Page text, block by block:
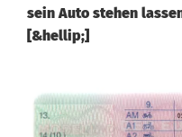
sein Auto stehen
[&hellip;]